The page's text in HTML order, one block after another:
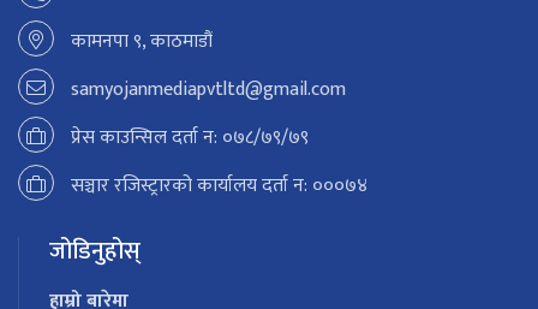
कामनपा ९, काठमाडौं
samyojanmediapvtltd@gmail.com
प्रेस काउन्सिल दर्ता न: ०७८/७९/७९
सञ्चार रजिस्ट्रारको कार्यालय दर्ता न: ०००७४
जोडिनुहोस्
हाम्रो बारेमा